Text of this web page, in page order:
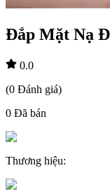
Đắp Mặt Nạ
0.0
(0 Đánh giá)
0 Đã bán
Thương hiệu: